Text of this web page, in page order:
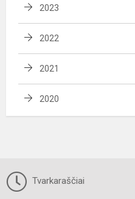
2023
2022
2021
2020
Tvarkaraščiai